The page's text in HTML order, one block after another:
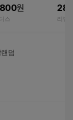
카 모형 미니카
어 장식 키덜트
원
스
테크
덜트
리빙
덤